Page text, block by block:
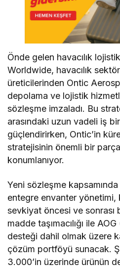
Önde gelen havacılık lojistik
Worldwide, havacılık
üreticilerinden Ontic
depolama ve lojistik
sözleşme imzaladı. Bu
arasındaki uzun vadeli iş
güçlendirirken, Ontic’in
stratejisinin önemli bir
konumlanıyor.
Yeni sözleşme
entegre envanter yönetimi,
sevkiyat öncesi ve sonrası
madde taşımacılığı ile
desteği dahil olmak üzere
çözüm portföyü sunacak.
3.000’in üzerinde ürünün